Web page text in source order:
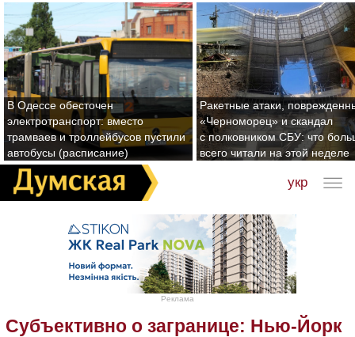
В Одессе обесточен
электротранспорт: вместо
трамваев и троллейбусов пустили
автобусы (расписание)
Ракетные атаки,
«Черноморец» и скандал
с полковником СБУ: что
всего читали на этой неделе
укр
Реклама
Субъективно о загранице: Нью-Йорк